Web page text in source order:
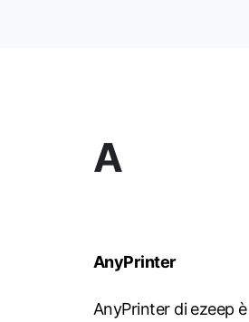
A
AnyPrinter
AnyPrinter di ezeep